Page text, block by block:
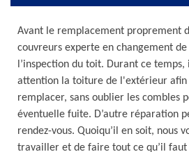
Avant le remplacement proprement
couvreurs experte en changement
l’inspection du toit. Durant ce
attention la toiture de l'extérieur afin
remplacer, sans oublier les combles
éventuelle fuite. D’autre réparation
rendez-vous. Quoiqu’il en soit, nous
travailler et de faire tout ce qu’il faut